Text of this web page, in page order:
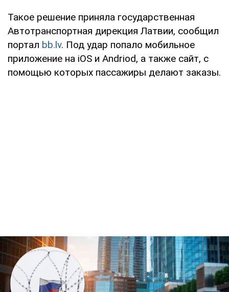
Такое решение приняла государственная
Автотранспортная дирекция Латвии, сообщил
портал bb.lv. Под удар попало мобильное
приложение на iOS и Andriod, а также сайт, с
помощью которых пассажиры делают заказы.